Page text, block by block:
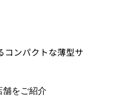
コンパクトな薄型サ
舗をご紹介